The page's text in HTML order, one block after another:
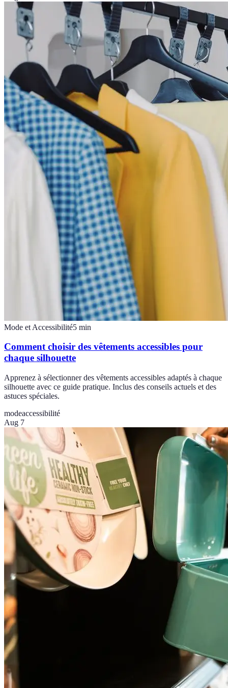
Mode et Accessibilité5 min
Comment choisir des vêtements accessibles pour
chaque silhouette
Apprenez à sélectionner des vêtements accessibles adaptés à chaque
silhouette avec ce guide pratique. Inclus des conseils actuels et des
astuces spéciales.
modeaccessibilité
Aug 7